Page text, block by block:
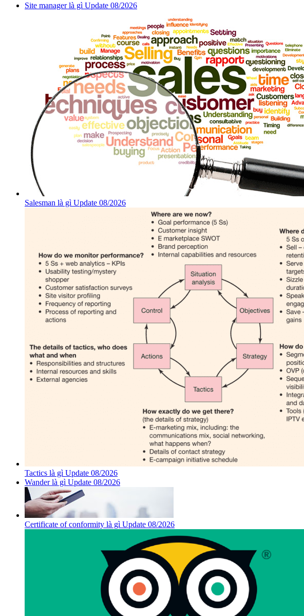
Site manager là gì Update 08/2026
Salesman là gì Update 08/2026
Tactics là gì Update 08/2026
Wander là gì Update 08/2026
Certificate of conformity là gì Update 08/2026